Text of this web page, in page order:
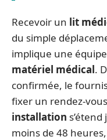
Recevoir un lit
du simple
implique une
matériel médical.
confirmée, le
fixer un rendez-
installation
moins de 48